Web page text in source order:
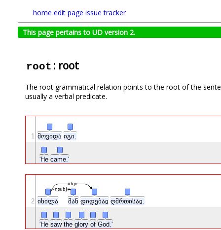
home edit page issue tracker
This page pertains to UD version 2.
root : root
The root grammatical relation points to the root of the
usually a verbal predicate.
მოვიდა იგი.
'He came.'
1
იხილა მან დიდებაჲ ღმრთისაჲ.
'He saw the glory of God.'
nsubj
obj
2